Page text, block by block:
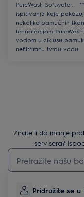
PureWash Softwater.
ispitivanja koje
nekoliko pamučnih
tehnologijom
vodom u ciklusu
nefiltriranu tvrdu vodu.
Znate li da manje
servisera?
Upišite za pretraživanje
Pridružite se u